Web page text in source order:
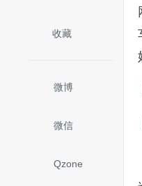
收藏
微博
微信
Qzone